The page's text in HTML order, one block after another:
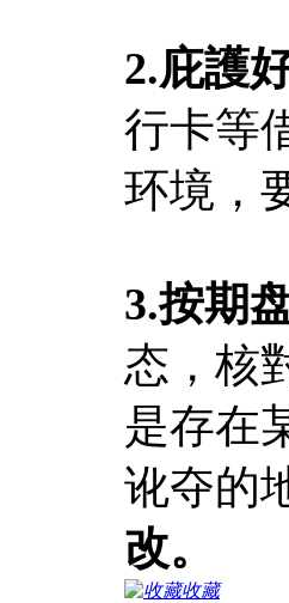
2.庇護
行卡等
环境，
3.按期
态，核
是存在
讹夺的
改。
收藏